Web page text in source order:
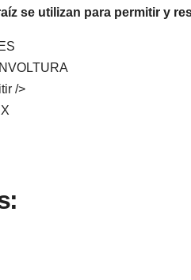
se utilizan para permitir y
/>